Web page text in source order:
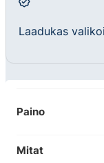
Laadukas
Paino
Mitat